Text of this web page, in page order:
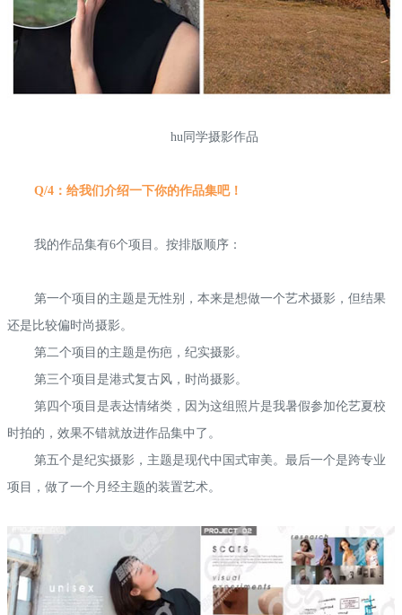
hu同学摄影作品
Q/4：给我们介绍一下你的作品集吧！
我的作品集有6个项目。按排版顺序：
第一个项目的主题是无性别，本来是想做一个艺术摄影，但结果
还是比较偏时尚摄影。
第二个项目的主题是伤疤，纪实摄影。
第三个项目是港式复古风，时尚摄影。
第四个项目是表达情绪类，因为这组照片是我暑假参加伦艺夏校
时拍的，效果不错就放进作品集中了。
第五个是纪实摄影，主题是现代中国式审美。最后一个是跨专业
项目，做了一个月经主题的装置艺术。